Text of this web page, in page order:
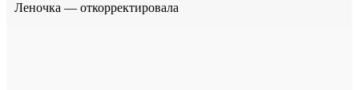
Леночка — откорректировала